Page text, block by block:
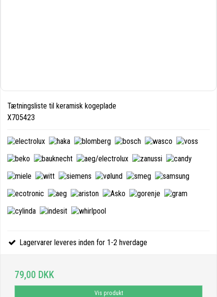
Tætningsliste til keramisk kogeplade
X705423
Lagervarer leveres inden for 1-2 hverdage
79,00 DKK
Vis produkt